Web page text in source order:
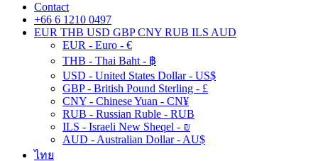
Contact
+66 6 1210 0497
EUR THB USD GBP CNY RUB ILS AUD
EUR - Euro - €
THB - Thai Baht - ฿
USD - United States Dollar - US$
GBP - British Pound Sterling - £
CNY - Chinese Yuan - CN¥
RUB - Russian Ruble - RUB
ILS - Israeli New Sheqel - ₪
AUD - Australian Dollar - AU$
ไทย